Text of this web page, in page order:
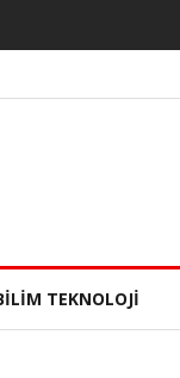
TEKNOLOJI